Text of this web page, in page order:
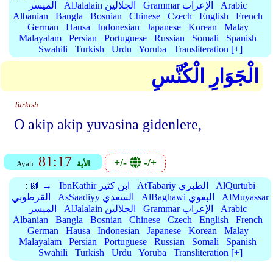
الميسر
AlJalalain الجلالين Grammar الإعراب
Arabic
Albanian
Bangla Bosnian Chinese Czech English
French
German
Hausa Indonesian Japanese Korean
Malay
Malayalam
Persian Portuguese Russian Somali
Spanish
Swahili
Turkish Urdu Yoruba Transliteration [+]
الْجَوَارِ الْكُنَّسِ
Turkish
O akip akip yuvasina gidenlere,
Ayah 81:17 الأية +/- -/+
: 📗 → IbnKathir ابن كثير AtTabariy الطبري
AlQurtubi
القرطوبي
AsSaadiyy السعدي AlBaghawi البغوي
AlMuyassar
الميسر
AlJalalain الجلالين Grammar الإعراب
Arabic
Albanian
Bangla Bosnian Chinese Czech English
French
German
Hausa Indonesian Japanese Korean
Malay
Malayalam
Persian Portuguese Russian Somali
Spanish
Swahili
Turkish Urdu Yoruba Transliteration [+]